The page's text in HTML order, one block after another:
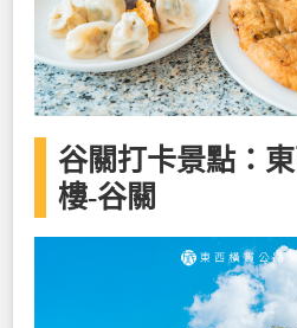
谷關打卡景點：
樓-谷關